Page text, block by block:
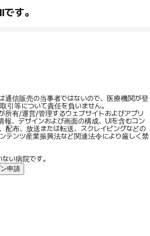
す。
通信販売の当事者ではないので、医療機関が登
引等について責任を負いません。
所有/運営/管理するウェブサイトおよびアプリ
、デザインおよび画面の構成、UIを含むコン
配布、放送または転送、スクレイピングなどの
テンツ産業振興法など関連法令により厳しく禁
い病院です。
申請